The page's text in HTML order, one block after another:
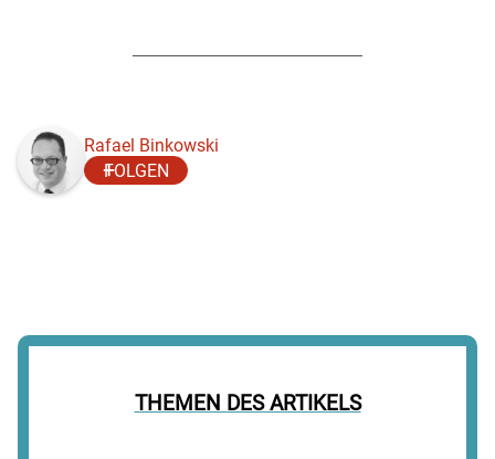
THEMEN DES ARTIKELS
Rafael Binkowski
FOLGEN